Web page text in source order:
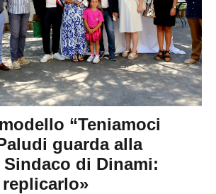
“Teniamoci
guarda alla
Sindaco di Dinami: